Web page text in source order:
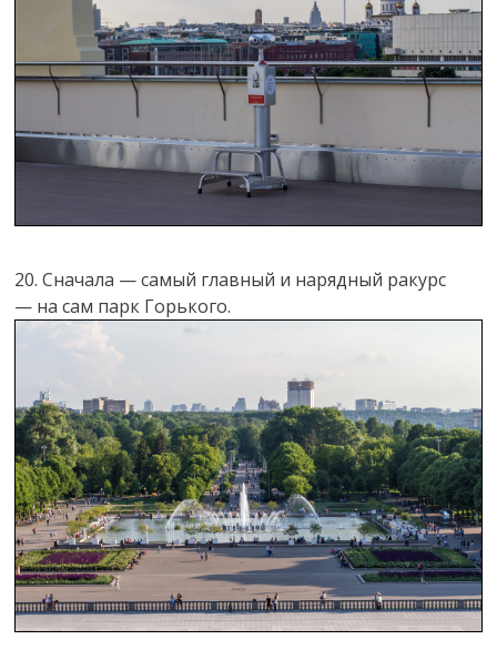
20. Сначала — самый главный и нарядный ракурс
— на сам парк Горького.